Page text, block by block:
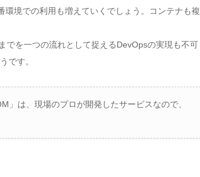
境での利用も増えていくでしょう。コンテナも複
でを一つの流れとして捉えるDevOpsの実現も不可
です。
」は、現場のプロが開発したサービスなので、